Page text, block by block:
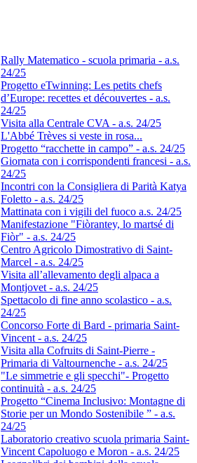
Rally Matematico - scuola primaria - a.s.
24/25
Progetto eTwinning: Les petits chefs
d’Europe: recettes et découvertes - a.s.
24/25
Visita alla Centrale CVA - a.s. 24/25
L'Abbé Trèves si veste in rosa...
Progetto “racchette in campo” - a.s. 24/25
Giornata con i corrispondenti francesi - a.s.
24/25
Incontri con la Consigliera di Parità Katya
Foletto - a.s. 24/25
Mattinata con i vigili del fuoco a.s. 24/25
Manifestazione "Fiòrantey, lo martsé di
Fiòr" - a.s. 24/25
Centro Agricolo Dimostrativo di Saint-
Marcel - a.s. 24/25
Visita all’allevamento degli alpaca a
Montjovet - a.s. 24/25
Spettacolo di fine anno scolastico - a.s.
24/25
Concorso Forte di Bard - primaria Saint-
Vincent - a.s. 24/25
Visita alla Cofruits di Saint-Pierre -
Primaria di Valtournenche - a.s. 24/25
"Le simmetrie e gli specchi"- Progetto
continuità - a.s. 24/25
Progetto “Cinema Inclusivo: Montagne di
Storie per un Mondo Sostenibile ” - a.s.
24/25
Laboratorio creativo scuola primaria Saint-
Vincent Capoluogo e Moron - a.s. 24/25